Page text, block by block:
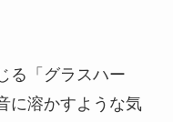
る「グラスハー
に溶かすような気